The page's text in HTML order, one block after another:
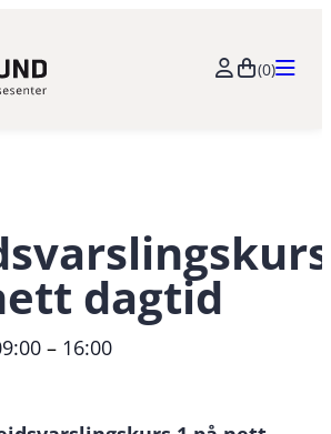
(0)
dagtid
– 16:00